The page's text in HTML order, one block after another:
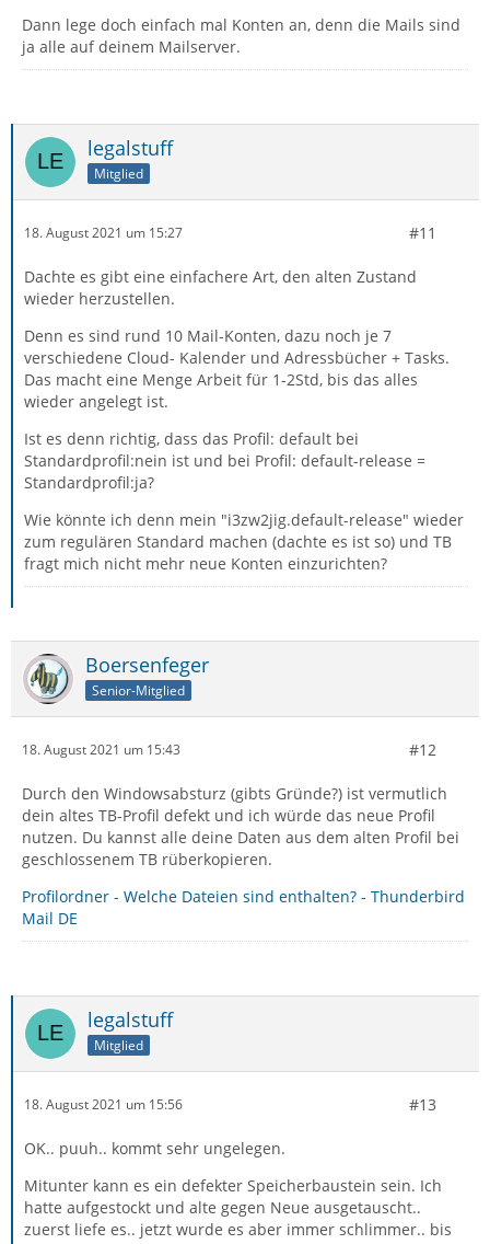
Dann lege doch einfach mal Konten an, denn die Mails sind
ja alle auf deinem Mailserver.
legalstuff
Mitglied
18. August 2021 um 15:27 #11
Dachte es gibt eine einfachere Art, den alten Zustand
wieder herzustellen.
Denn es sind rund 10 Mail-Konten, dazu noch je 7
verschiedene Cloud- Kalender und Adressbücher + Tasks.
Das macht eine Menge Arbeit für 1-2Std, bis das alles
wieder angelegt ist.
Ist es denn richtig, dass das Profil: default bei
Standardprofil:nein ist und bei Profil: default-release =
Standardprofil:ja?
Wie könnte ich denn mein "i3zw2jig.default-release" wieder
zum regulären Standard machen (dachte es ist so) und TB
fragt mich nicht mehr neue Konten einzurichten?
Boersenfeger
Senior-Mitglied
18. August 2021 um 15:43 #12
Durch den Windowsabsturz (gibts Gründe?) ist vermutlich
dein altes TB-Profil defekt und ich würde das neue Profil
nutzen. Du kannst alle deine Daten aus dem alten Profil bei
geschlossenem TB rüberkopieren.
Profilordner - Welche Dateien sind enthalten? - Thunderbird
Mail DE
legalstuff
Mitglied
18. August 2021 um 15:56 #13
OK.. puuh.. kommt sehr ungelegen.
Mitunter kann es ein defekter Speicherbaustein sein. Ich
hatte aufgestockt und alte gegen Neue ausgetauscht..
zuerst liefe es.. jetzt wurde es aber immer schlimmer.. bis